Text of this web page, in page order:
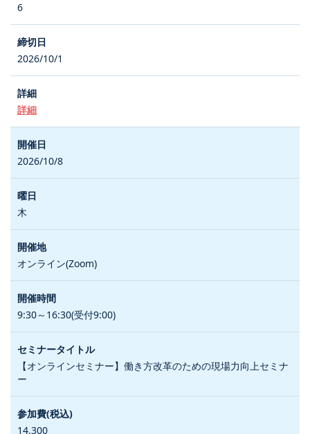
6
2026/10/1
詳細
2026/10/8
木
オンライン(Zoom)
9:30～16:30(受付9:00)
【オンラインセミナー】働き方改革のための現場力向上セミナ
ー
14,300